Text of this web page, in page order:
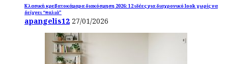
Κλασική κρεβατοκάμαρα διακόσμηση 2026: 12 ιδέες για διαχρονικό look χωρίς να
δείχνει “παλιά”
apangelis12 27/01/2026